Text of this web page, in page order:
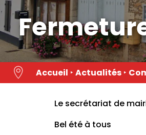
 Accueil ‣ Actualités‣
Le secrétariat de
Bel été à tous